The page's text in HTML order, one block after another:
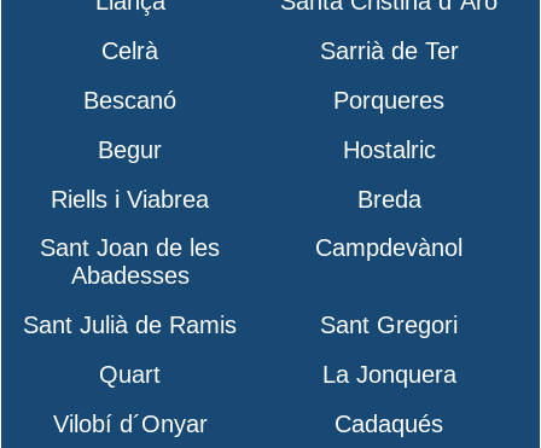
Celrà
Sarrià de Ter
Bescanó
Porqueres
Begur
Hostalric
Riells i Viabrea
Breda
Sant Joan de les
Abadesses
Campdevànol
Sant Julià de Ramis
Sant Gregori
Quart
La Jonquera
Vilobí d´Onyar
Cadaqués